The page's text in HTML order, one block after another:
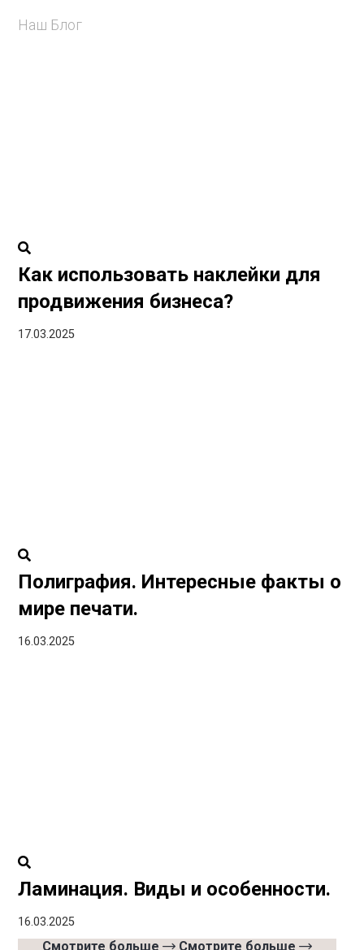
Наш Блог
Как использовать наклейки для
продвижения бизнеса?
17.03.2025
Полиграфия. Интересные факты о
мире печати.
16.03.2025
Ламинация. Виды и особенности.
16.03.2025
Смотрите больше Смотрите больше